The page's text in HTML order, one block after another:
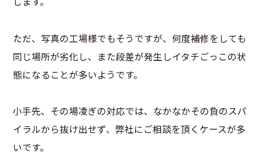
ただ、写真の工場様でもそうですが、何度補修をしても
同じ場所が劣化し、また段差が発生しイタチごっこの状
態になることが多いようです。
小手先、その場凌ぎの対応では、なかなかその負のスパ
イラルから抜け出せず、弊社にご相談を頂くケースが多
いです。